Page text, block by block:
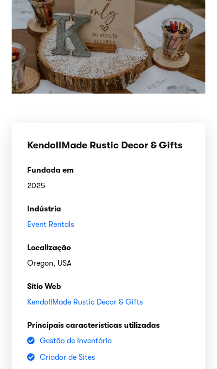
KendollMade Rustic Decor & Gifts
Fundada em
2025
Indústria
Event Rentals
Localização
Oregon, USA
Sítio Web
KendollMade Rustic Decor & Gifts
Principais características utilizadas
Gestão de Inventário
Criador de Sites